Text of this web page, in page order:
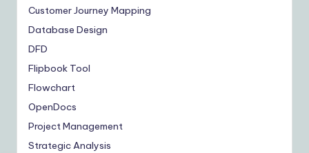
Customer Journey Mapping
Database Design
DFD
Flipbook Tool
Flowchart
OpenDocs
Project Management
Strategic Analysis